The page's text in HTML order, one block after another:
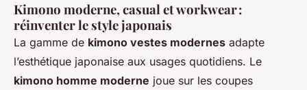
Kimono moderne, casual et workwear :
réinventer le style japonais
La gamme de kimono vestes modernes adapte
l’esthétique japonaise aux usages quotidiens. Le
kimono homme moderne joue sur les coupes